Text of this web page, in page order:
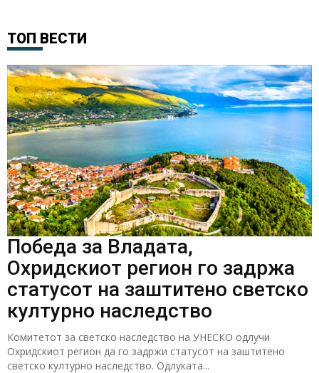
ТОП ВЕСТИ
Победа за Владата,
Охридскиот регион го задржа
статусот на заштитено светско
културно наследство
Комитетот за светско наследство на УНЕСКО одлучи
Охридскиот регион да го задржи статусот на заштитено
светско културно наследство. Одлуката...